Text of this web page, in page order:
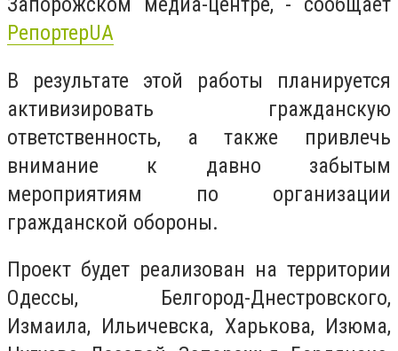
РепортерUA
В результате этой работы планируется
активизировать гражданскую
ответственность, а также привлечь
внимание к давно забытым
мероприятиям по организации
гражданской обороны.
Проект будет реализован на территории
Одессы, Белгород-Днестровского,
Измаила, Ильичевска, Харькова, Изюма,